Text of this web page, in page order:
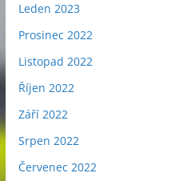
Leden 2023
Prosinec 2022
Listopad 2022
Říjen 2022
Září 2022
Srpen 2022
Červenec 2022